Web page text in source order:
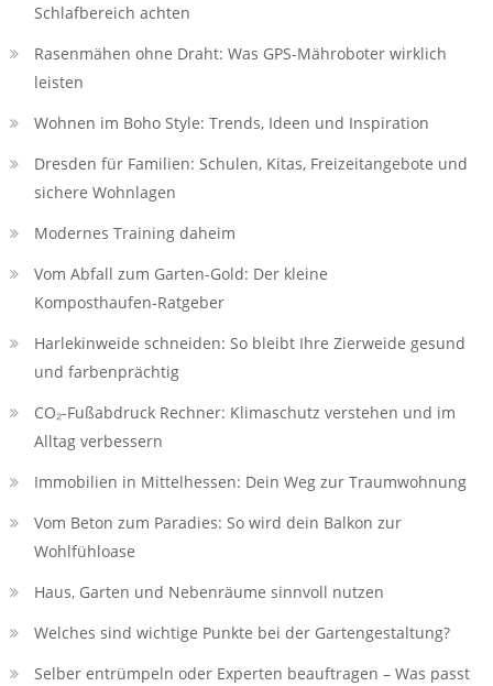
Schlafbereich achten
Rasenmähen ohne Draht: Was GPS-Mähroboter wirklich
leisten
Wohnen im Boho Style: Trends, Ideen und Inspiration
Dresden für Familien: Schulen, Kitas, Freizeitangebote und
sichere Wohnlagen
Modernes Training daheim
Vom Abfall zum Garten-Gold: Der kleine
Komposthaufen‑Ratgeber
Harlekinweide schneiden: So bleibt Ihre Zierweide gesund
und farbenprächtig
CO₂-Fußabdruck Rechner: Klimaschutz verstehen und im
Alltag verbessern
Immobilien in Mittelhessen: Dein Weg zur Traumwohnung
Vom Beton zum Paradies: So wird dein Balkon zur
Wohlfühloase
Haus, Garten und Nebenräume sinnvoll nutzen
Welches sind wichtige Punkte bei der Gartengestaltung?
Selber entrümpeln oder Experten beauftragen – Was passt